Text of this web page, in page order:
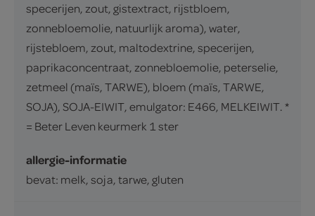
specerijen, zout, gistextract, rijstbloem,
zonnebloemolie, natuurlijk aroma), water,
rijstebloem, zout, maltodextrine, specerijen,
paprikaconcentraat, zonnebloemolie, peterselie,
zetmeel (maïs, TARWE), bloem (maïs, TARWE,
SOJA), SOJA-EIWIT, emulgator: E466, MELKEIWIT. *
= Beter Leven keurmerk 1 ster
allergie-informatie
bevat: melk, soja, tarwe, gluten